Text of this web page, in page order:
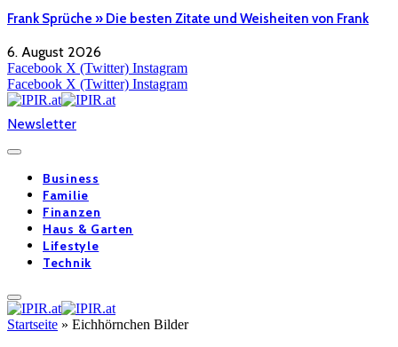
Frank Sprüche » Die besten Zitate und Weisheiten von Frank
6. August 2026
Facebook X (Twitter) Instagram
Facebook X (Twitter) Instagram
Newsletter
Business
Familie
Finanzen
Haus & Garten
Lifestyle
Technik
Startseite » Eichhörnchen Bilder